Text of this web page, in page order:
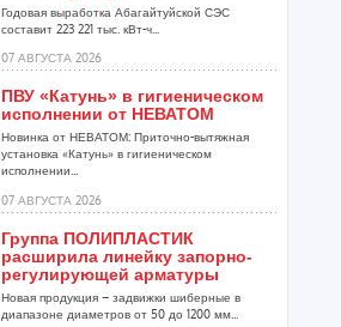
Годовая выработка Абагайтуйской СЭС
составит 223 221 тыс. кВт-ч...
07 АВГУСТА 2026
ПВУ «Катунь» в гигиеническом
исполнении от НЕВАТОМ
Новинка от НЕВАТОМ: Приточно-вытяжная
установка «Катунь» в гигиеническом
исполнении...
07 АВГУСТА 2026
Группа ПОЛИПЛАСТИК
расширила линейку запорно-
регулирующей арматуры
Новая продукция – задвижки шиберные в
диапазоне диаметров от 50 до 1200 мм...